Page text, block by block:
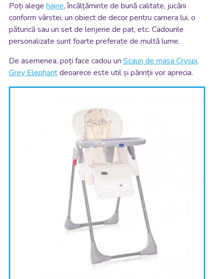
Poți alege haine, încălțăminte de bună calitate, jucării
conform vârstei, un obiect de decor pentru camera lui, o
păturică sau un set de lenjerie de pat, etc. Cadourile
personalizate sunt foarte preferate de multă lume.
De asemenea, poți face cadou un Scaun de masa Cryspi,
Grey Elephantdeoarece este util și părinții vor aprecia.